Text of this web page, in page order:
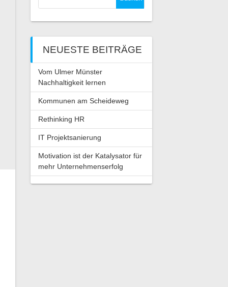
NEUESTE BEITRÄGE
Vom Ulmer Münster
Nachhaltigkeit lernen
Kommunen am Scheideweg
Rethinking HR
IT Projektsanierung
Motivation ist der Katalysator für
mehr Unternehmenserfolg